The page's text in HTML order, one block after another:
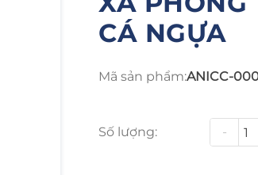
CÁ NGỰA
Mã sản phẩm:ANICC-
Số lượng: -